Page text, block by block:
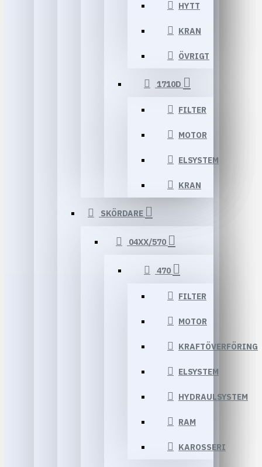
HYTT
KRAN
ÖVRIGT
1710D
FILTER
MOTOR
ELSYSTEM
KRAN
SKÖRDARE
04XX/570
470
FILTER
MOTOR
KRAFTÖVERFÖRING
ELSYSTEM
HYDRAULSYSTEM
RAM
KAROSSERI